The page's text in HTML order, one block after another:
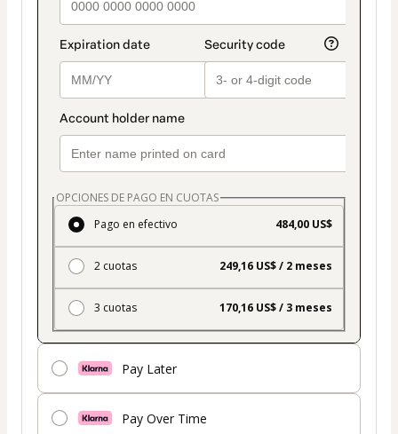
OPCIONES DE PAGO EN CUOTAS
Pago en efectivo
484,00 US$
2 cuotas 249,16 US$ / 2 meses
3 cuotas 170,16 US$ / 3 meses
Pay Later
Pay Over Time